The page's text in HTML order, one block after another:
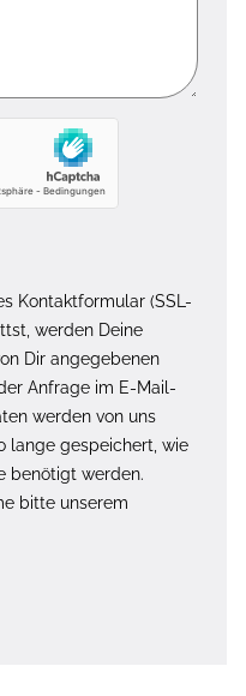
Kontaktformular (SSL-
werden Deine
Dir angegebenen
Anfrage im E-Mail-
werden von uns
lange gespeichert, wie
benötigt werden.
bitte unserem